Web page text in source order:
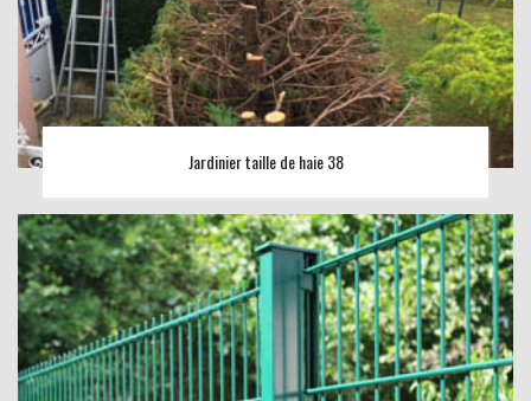
Jardinier taille de haie 38